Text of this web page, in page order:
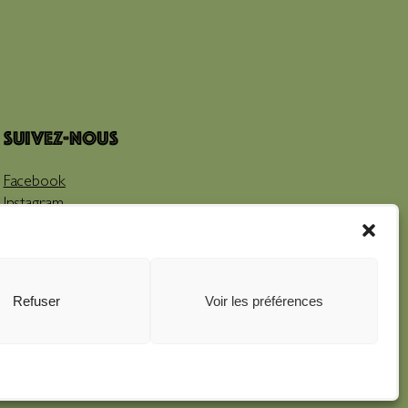
Refuser Voir les préférences
Suivez-nous
Facebook
Instagram